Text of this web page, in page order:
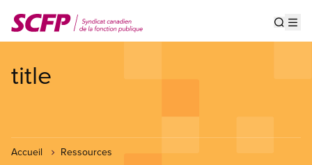
au
contenu
title
Accueil Ressources